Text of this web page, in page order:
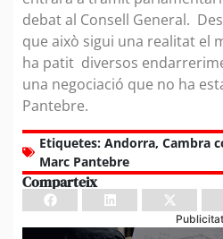
debat al Consell General.
que això sigui una realitat el
ha patit diversos
una negociació que no ha
Pantebre.
Etiquetes: Andorra, Cambra
Marc Pantebre
Comparteix
Publicitat